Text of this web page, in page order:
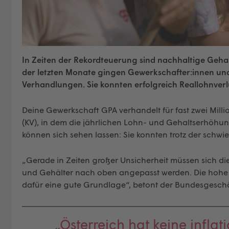
In Zeiten der Rekordteuerung sind nachhaltige
der letzten Monate gingen Gewerkschafter:innen
Verhandlungen. Sie konnten erfolgreich
Deine Gewerkschaft GPA verhandelt für fast zwei
(KV), in dem die jährlichen Lohn- und
können sich sehen lassen: Sie konnten trotz der
„Gerade in Zeiten großer Unsicherheit müssen sich
und Gehälter nach oben angepasst werden. Die
dafür eine gute Grundlage“, betont der
„Österreich hat keine